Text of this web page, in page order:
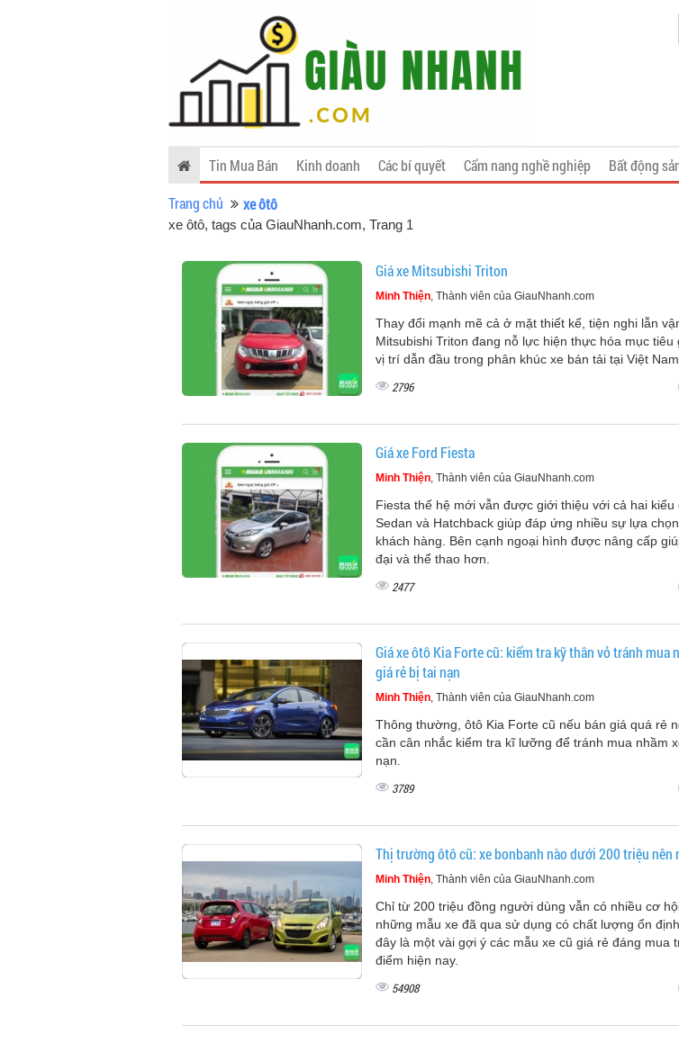
Tin Mua Bán Kinh doanh Các bí quyết Cẩm nang nghề nghiệp Bất động
Trang chủ
xe ôtô
xe ôtô, tags của GiauNhanh.com, Trang 1
Giá xe Mitsubishi Triton
Minh Thiện, Thành viên của GiauNhanh.com
Thay đổi mạnh mẽ cả ở mặt thiết kế, tiện nghi lẫn
Mitsubishi Triton đang nỗ lực hiện thực hóa mục tiêu
vị trí dẫn đầu trong phân khúc xe bán tải tại Việt Nam.
2796
Giá xe Ford Fiesta
Minh Thiện, Thành viên của GiauNhanh.com
Fiesta thế hệ mới vẫn được giới thiệu với cả hai kiểu
Sedan và Hatchback giúp đáp ứng nhiều sự lựa
khách hàng. Bên cạnh ngoại hình được nâng cấp
đại và thể thao hơn.
2477
Giá xe ôtô Kia Forte cũ: kiểm tra kỹ thân vỏ tránh mua
giá rẻ bị tai nạn
Minh Thiện, Thành viên của GiauNhanh.com
Thông thường, ôtô Kia Forte cũ nếu bán giá quá rẻ
cần cân nhắc kiểm tra kĩ lưỡng để tránh mua nhầm
nạn.
3789
Thị trường ôtô cũ: xe bonbanh nào dưới 200 triệu nên
Minh Thiện, Thành viên của GiauNhanh.com
Chỉ từ 200 triệu đồng người dùng vẫn có nhiều cơ
những mẫu xe đã qua sử dụng có chất lượng ổn
đây là một vài gợi ý các mẫu xe cũ giá rẻ đáng mua
điểm hiện nay.
54908